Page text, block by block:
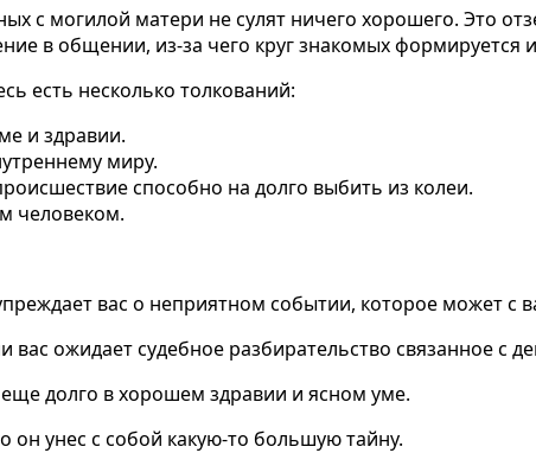
с могилой матери не сулят ничего хорошего. Это
в общении, из-за чего круг знакомых
есть несколько толкований:
и здравии.
миру.
способно на долго выбить из колеи.
человеком.
вас о неприятном событии, которое может с
ожидает судебное разбирательство связанное с
долго в хорошем здравии и ясном уме.
он унес с собой какую-то большую тайну.